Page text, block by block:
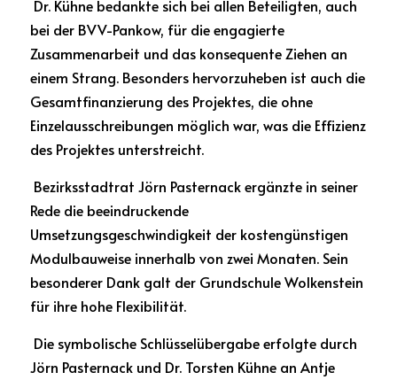
bei der BVV-Pankow, für die engagierte
Zusammenarbeit und das konsequente Ziehen an
einem Strang. Besonders hervorzuheben ist auch die
Gesamtfinanzierung des Projektes, die ohne
Einzelausschreibungen möglich war, was die Effizienz
des Projektes unterstreicht.
Rede die beeindruckende
Umsetzungsgeschwindigkeit der kostengünstigen
Modulbauweise innerhalb von zwei Monaten. Sein
besonderer Dank galt der Grundschule Wolkenstein
für ihre hohe Flexibilität.
Jörn Pasternack und Dr. Torsten Kühne an Antje